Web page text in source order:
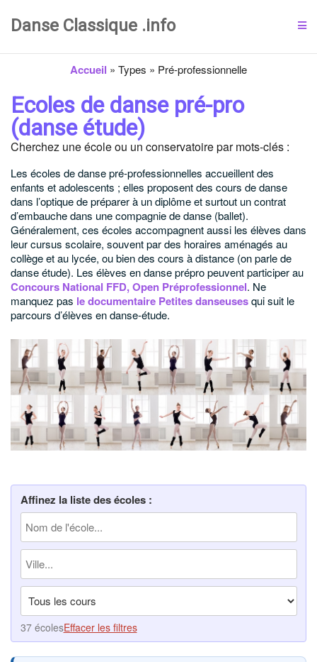
Danse Classique .info
Accueil » Types » Pré-professionnelle
Ecoles de danse pré-pro
(danse étude)
Cherchez une école ou un conservatoire par mots-clés :
Les écoles de danse pré-professionnelles accueillent des
enfants et adolescents ; elles proposent des cours de danse
dans l’optique de préparer à un diplôme et surtout un contrat
d’embauche dans une compagnie de danse (ballet).
Généralement, ces écoles accompagnent aussi les élèves dans
leur cursus scolaire, souvent par des horaires aménagés au
collège et au lycée, ou bien des cours à distance (on parle de
danse étude). Les élèves en danse prépro peuvent participer au
Concours National FFD, Open Préprofessionnel. Ne
manquez pas le documentaire Petites danseusesqui suit le
parcours d’élèves en danse-étude.
Affinez la liste des écoles :
37 écolesEffacer les filtres